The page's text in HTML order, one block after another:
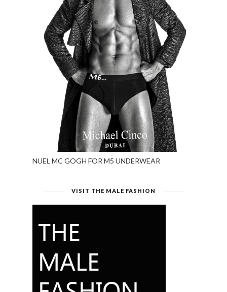
NUEL MC GOGH FOR M5 UNDERWEAR
VISIT THE MALE FASHION